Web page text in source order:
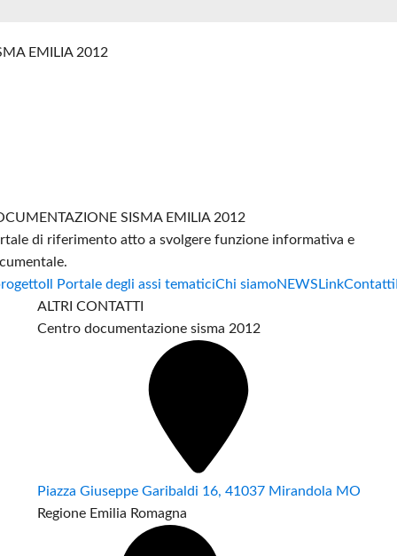
EMILIA 2012
SISMA EMILIA 2012
di riferimento atto a svolgere funzione informativa e
Il Portale degli assi tematiciChi siamoNEWS LinkContatti
ALTRI CONTATTI
Centro documentazione sisma 2012
Piazza Giuseppe Garibaldi 16, 41037 Mirandola MO
Regione Emilia Romagna